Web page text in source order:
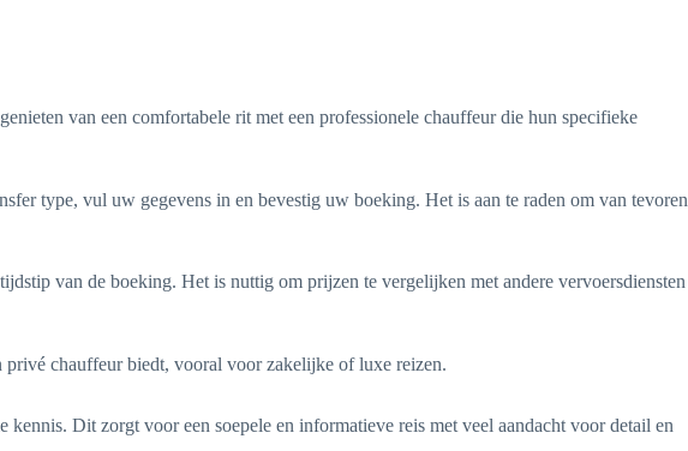
van een comfortabele rit met een professionele chauffeur die hun specifieke
type, vul uw gegevens in en bevestig uw boeking. Het is aan te raden om van tevoren
van de boeking. Het is nuttig om prijzen te vergelijken met andere vervoersdiensten
privé chauffeur biedt, vooral voor zakelijke of luxe reizen.
Dit zorgt voor een soepele en informatieve reis met veel aandacht voor detail en